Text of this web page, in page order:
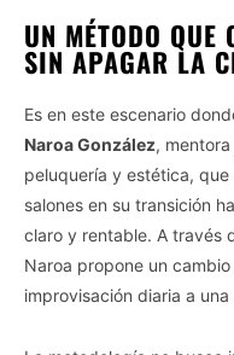
UN MÉTODO QUE
SIN APAGAR LA
Es en este escenario
Naroa González,
peluquería y estética,
salones en su transición
claro y rentable. A través
Naroa propone un
improvisación diaria a